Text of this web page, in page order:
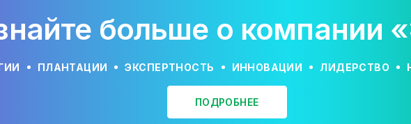
больше о компании
ПЛАНТАЦИИ ЭКСПЕРТНОСТЬ ИННОВАЦИИ ЛИДЕРСТВО
ПОДРОБНЕЕ